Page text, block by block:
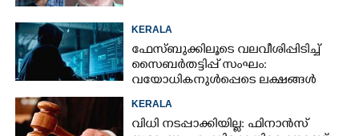
KERALA
ഫേസ്ബുക്കിലൂടെ വലവീശിപ്പിടിച്ച്
സൈബർതട്ടിപ്പ് സംഘം:
വയോധികനുൾപ്പെടെ ലക്ഷങ്ങൾ
KERALA
വിധി നടപ്പാക്കിയില്ല: ഫിനാൻസ്